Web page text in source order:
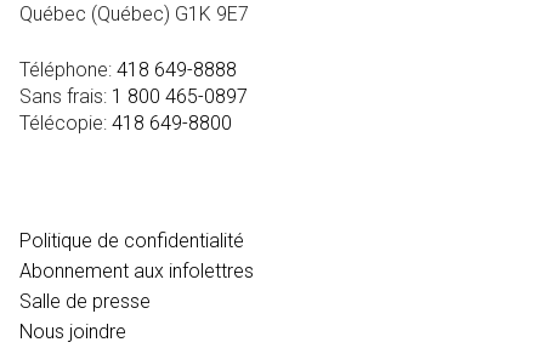
Québec (Québec) G1K 9E7
Téléphone: 418 649-8888
Sans frais: 1 800 465-0897
Télécopie: 418 649-8800
Politique de confidentialité
Abonnement aux infolettres
Salle de presse
Nous joindre